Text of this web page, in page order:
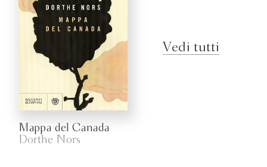
Mappa del Canada
Dorthe Nors
Vedi tutti